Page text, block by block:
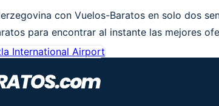
con Vuelos-Baratos en solo dos
para encontrar al instante las mejores
International Airport